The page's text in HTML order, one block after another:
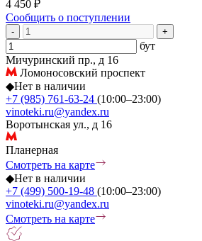
4 450 ₽
Сообщить о поступлении
- +
бут
Мичуринский пр., д 16
Ломоносовский проспект
◆Нет в наличии
+7 (985) 761-63-24 (10:00–23:00)
vinoteki.ru@yandex.ru
Воротынская ул., д 16
Планерная
Смотреть на карте
◆Нет в наличии
+7 (499) 500-19-48 (10:00–23:00)
vinoteki.ru@yandex.ru
Смотреть на карте